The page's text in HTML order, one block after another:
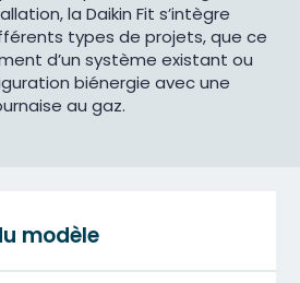
la Daikin Fit s’intègre
types de projets, que ce
d’un système existant ou
biénergie avec une
au gaz.
modèle